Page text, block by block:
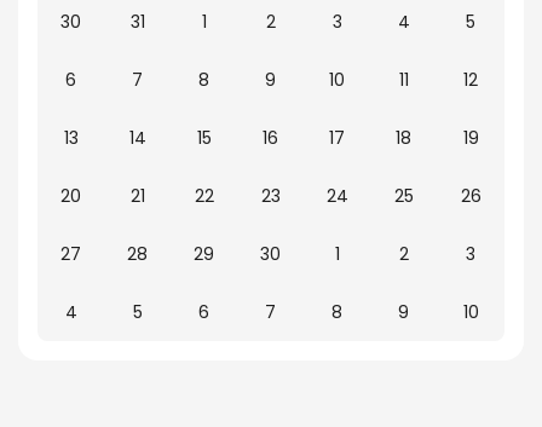
30 31 1 2 3 4 5
6 7 8 9 10 11 12
13 14 15 16 17 18 19
20 21 22 23 24 25 26
27 28 29 30 1 2 3
4 5 6 7 8 9 10